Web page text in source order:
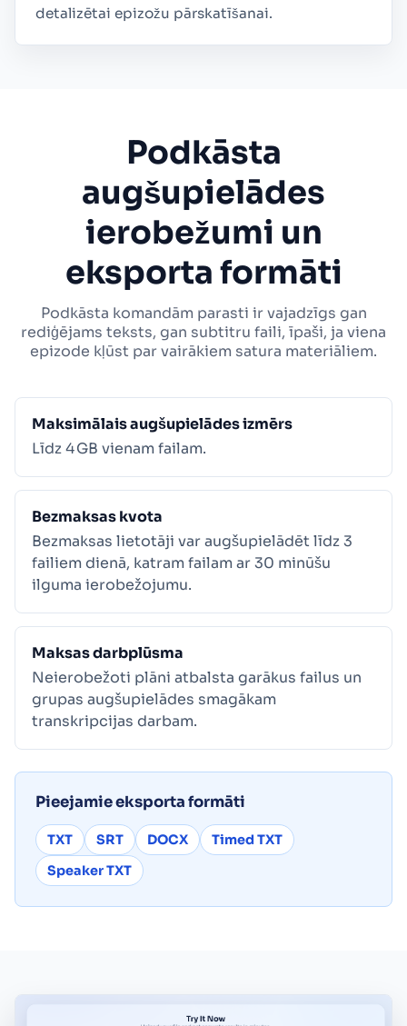
detalizētai epizožu pārskatīšanai.
Podkāsta
augšupielādes
ierobežumi un
eksporta formāti
Podkāsta komandām parasti ir vajadzīgs gan
rediģējams teksts, gan subtitru faili, īpaši, ja viena
epizode kļūst par vairākiem satura materiāliem.
Maksimālais augšupielādes izmērs
Līdz 4 GB vienam failam.
Bezmaksas kvota
Bezmaksas lietotāji var augšupielādēt līdz 3
failiem dienā, katram failam ar 30 minūšu
ilguma ierobežojumu.
Maksas darbplūsma
Neierobežoti plāni atbalsta garākus failus un
grupas augšupielādes smagākam
transkripcijas darbam.
Pieejamie eksporta formāti
TXT SRT DOCX
Timed TXT
Speaker TXT